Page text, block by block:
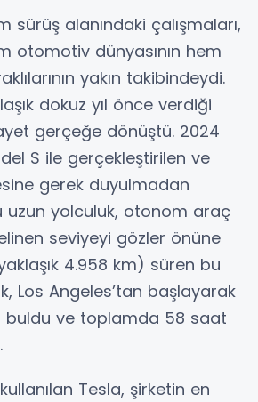
sürüş alanındaki çalışmaları,
otomotiv dünyasının hem
yakın takibindeydi.
dokuz yıl önce verdiği
gerçeğe dönüştü. 2024
S ile gerçekleştirilen ve
gerek duyulmadan
yolculuk, otonom araç
seviyeyi gözler önüne
4.958 km) süren bu
Los Angeles’tan başlayarak
buldu ve toplamda 58 saat
Tesla, şirketin en